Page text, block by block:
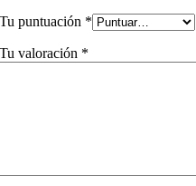
Tu puntuación *
Tu valoración *